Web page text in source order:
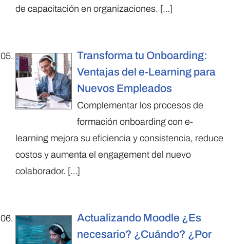
de capacitación en organizaciones. […]
Transforma tu Onboarding:
Ventajas del e-Learning para
Nuevos Empleados
Complementar los procesos de
formación onboarding con e-
learning mejora su eficiencia y consistencia, reduce
costos y aumenta el engagement del nuevo
colaborador. […]
Actualizando Moodle ¿Es
necesario? ¿Cuándo? ¿Por